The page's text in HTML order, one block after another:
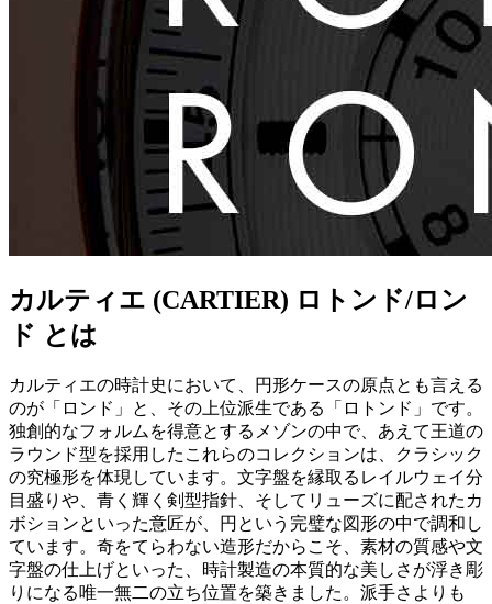
カルティエ (CARTIER) ロトンド/ロン
ド とは
カルティエの時計史において、円形ケースの原点とも言える
のが「ロンド」と、その上位派生である「ロトンド」です。
独創的なフォルムを得意とするメゾンの中で、あえて王道の
ラウンド型を採用したこれらのコレクションは、クラシック
の究極形を体現しています。文字盤を縁取るレイルウェイ分
目盛りや、青く輝く剣型指針、そしてリューズに配されたカ
ボションといった意匠が、円という完璧な図形の中で調和し
ています。奇をてらわない造形だからこそ、素材の質感や文
字盤の仕上げといった、時計製造の本質的な美しさが浮き彫
りになる唯一無二の立ち位置を築きました。派手さよりも